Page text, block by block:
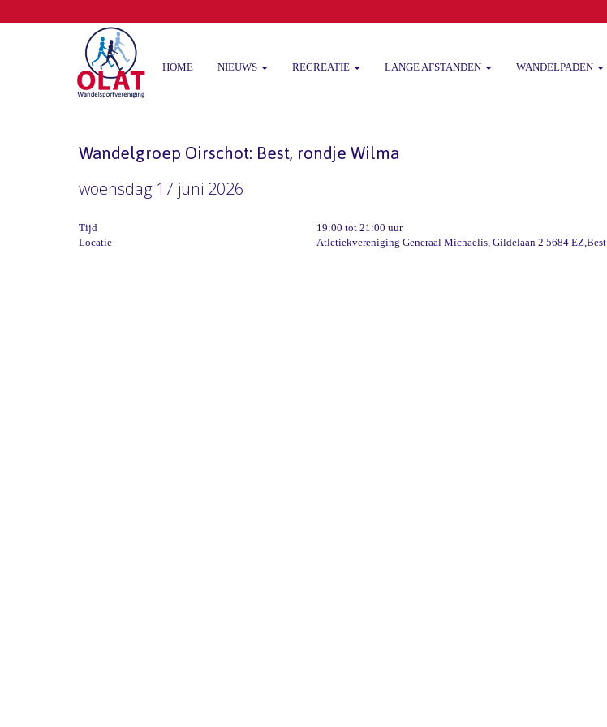
HOME NIEUWS RECREATIE LANGE AFSTANDEN WANDELPADEN
Wandelgroep Oirschot: Best, rondje Wilma
woensdag 17 juni 2026
Tijd
19:00 tot 21:00 uur
Locatie
Atletiekvereniging Generaal Michaelis, Gildelaan 2 5684 EZ,Best